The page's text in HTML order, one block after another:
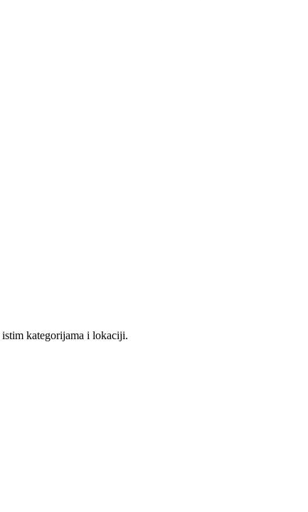
kategorijama i lokaciji.